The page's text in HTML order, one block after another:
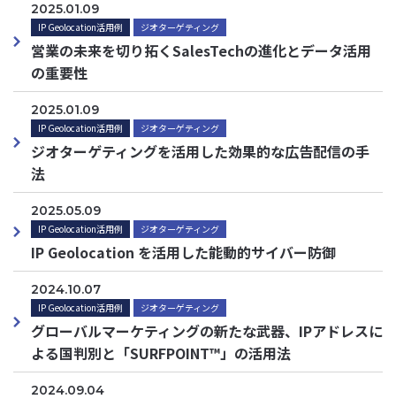
2025.01.09
IP Geolocation活用例 ジオターゲティング
営業の未来を切り拓くSalesTechの進化とデータ活用
の重要性
2025.01.09
IP Geolocation活用例 ジオターゲティング
ジオターゲティングを活用した効果的な広告配信の手
法
2025.05.09
IP Geolocation活用例 ジオターゲティング
IP Geolocation を活用した能動的サイバー防御
2024.10.07
IP Geolocation活用例 ジオターゲティング
グローバルマーケティングの新たな武器、IPアドレスに
よる国判別と「SURFPOINT™」の活用法
2024.09.04